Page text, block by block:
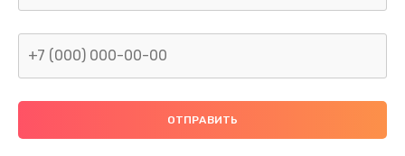
Ремонт или замена флоуметра
2000 руб.